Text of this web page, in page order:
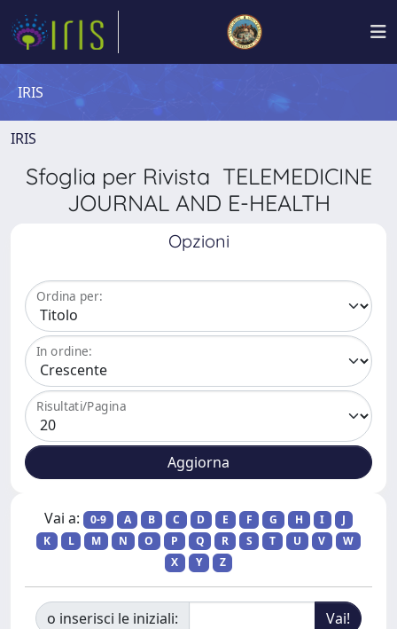
IRIS
IRIS
Sfoglia per Rivista TELEMEDICINE
JOURNAL AND E-HEALTH
Opzioni
Ordina per:
In ordine:
Risultati/Pagina
Vai a: 0-9 A B C D E F G H I
J
K
L M N O P Q R S T U V
W
X
Y Z
o inserisci le iniziali: